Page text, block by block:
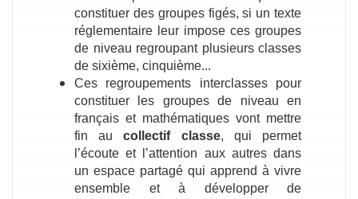
constituer des groupes figés, si un texte
réglementaire leur impose ces groupes
de niveau regroupant plusieurs classes
de sixième, cinquième...
Ces regroupements interclasses pour
constituer les groupes de niveau en
français et mathématiques vont mettre
fin aucollectif classe, qui permet
l’écoute et l’attention aux autres dans
un espace partagé qui apprend à vivre
ensemble et à développer de